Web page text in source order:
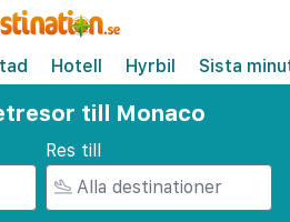
Hotell Hyrbil Sista
till Monaco
Res till